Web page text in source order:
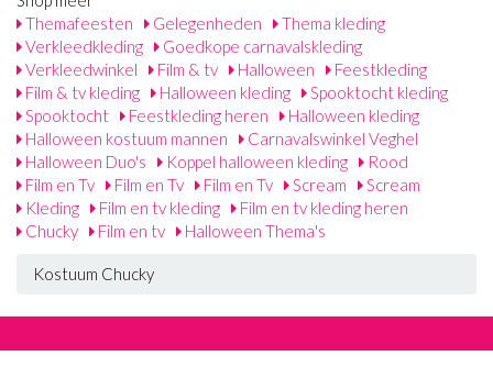
Themafeesten
Gelegenheden
Thema kleding
Verkleedkleding
Goedkope carnavalskleding
Verkleedwinkel
Film & tv Halloween
Feestkleding
Film & tv kleding
Halloween kleding
Spooktocht kleding
Spooktocht
Feestkleding heren
Halloween kleding
Halloween kostuum mannen
Carnavalswinkel Veghel
Halloween Duo's
Koppel halloween kleding
Rood
Film en Tv
Film en Tv Film en Tv Scream
Scream
Kleding
Film en tv kleding
Film en tv kleding heren
Chucky
Film en tv Halloween Thema's
Kostuum Chucky